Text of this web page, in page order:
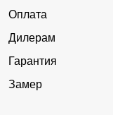
Оплата
Дилерам
Гарантия
Замер